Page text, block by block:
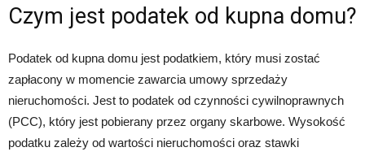
Czym jest podatek od kupna domu?
Podatek od kupna domu jest podatkiem, który musi zostać
zapłacony w momencie zawarcia umowy sprzedaży
nieruchomości. Jest to podatek od czynności cywilnoprawnych
(PCC), który jest pobierany przez organy skarbowe. Wysokość
podatku zależy od wartości nieruchomości oraz stawki